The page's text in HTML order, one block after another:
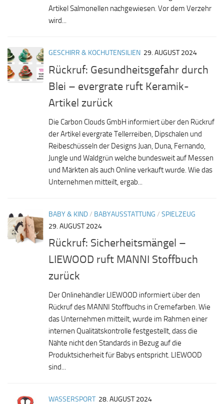
Artikel Salmonellen nachgewiesen. Vor dem Verzehr
wird...
GESCHIRR & KOCHUTENSILIEN 29. AUGUST 2024
Rückruf: Gesundheitsgefahr durch
Blei – evergrate ruft Keramik-
Artikel zurück
Die Carbon Clouds GmbH informiert über den Rückruf
der Artikel evergrate Tellerreiben, Dipschalen und
Reibeschüsseln der Designs Juan, Duna, Fernando,
Jungle und Waldgrün welche bundesweit auf Messen
und Märkten als auch Online verkauft wurde. Wie das
Unternehmen mitteilt, ergab...
BABY & KIND/ BABYAUSSTATTUNG / SPIELZEUG
29. AUGUST 2024
Rückruf: Sicherheitsmängel –
LIEWOOD ruft MANNI Stoffbuch
zurück
Der Onlinehändler LIEWOOD informiert über den
Rückruf des MANNI Stoffbuchs in Cremefarben. Wie
das Unternehmen mitteilt, wurde im Rahmen einer
internen Qualitätskontrolle festgestellt, dass die
Nähte nicht den Standards in Bezug auf die
Produktsicherheit für Babys entspricht. LIEWOOD
sind...
WASSERSPORT 28. AUGUST 2024